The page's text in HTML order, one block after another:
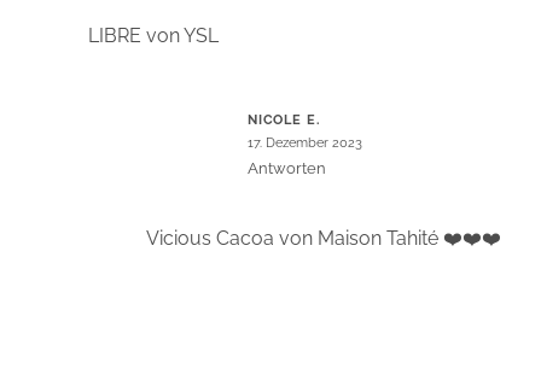
LIBRE von YSL
NICOLE E.
17. Dezember 2023
Antworten
Vicious Cacoa von Maison Tahité ❤️❤️❤️